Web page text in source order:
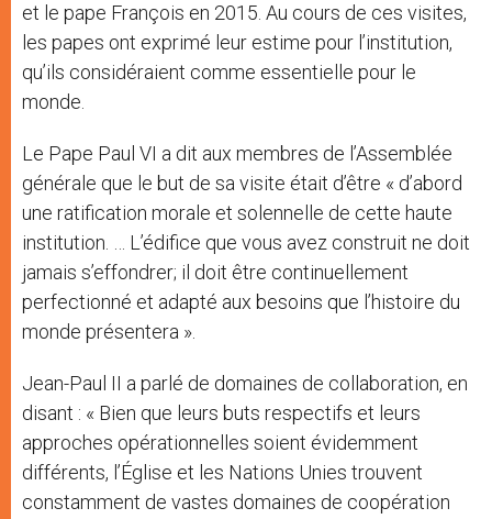
et le pape François en 2015. Au cours de ces visites,
les papes ont exprimé leur estime pour l’institution,
qu’ils considéraient comme essentielle pour le
monde.
Le Pape Paul VI a dit aux membres de l’Assemblée
générale que le but de sa visite était d’être « d’abord
une ratification morale et solennelle de cette haute
institution. … L’édifice que vous avez construit ne doit
jamais s’effondrer; il doit être continuellement
perfectionné et adapté aux besoins que l’histoire du
monde présentera ».
Jean-Paul II a parlé de domaines de collaboration, en
disant : « Bien que leurs buts respectifs et leurs
approches opérationnelles soient évidemment
différents, l’Église et les Nations Unies trouvent
constamment de vastes domaines de coopération